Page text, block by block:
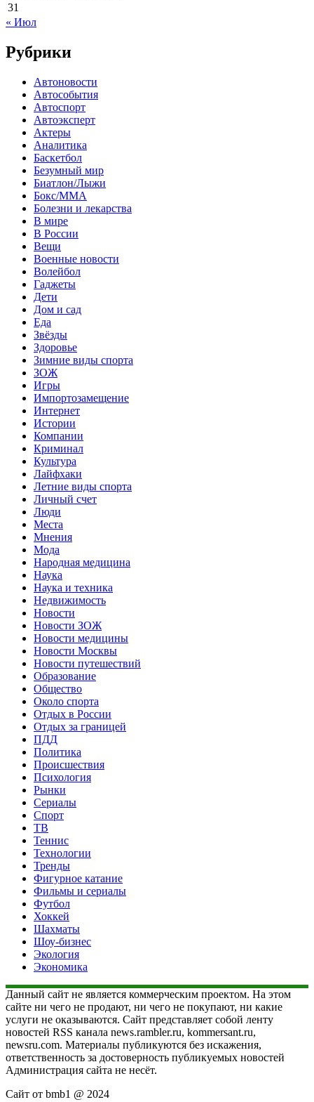
31
« Июл
Рубрики
Автоновости
Автособытия
Автоспорт
Автоэксперт
Актеры
Аналитика
Баскетбол
Безумный мир
Биатлон/Лыжи
Бокс/MMA
Болезни и лекарства
В мире
В России
Вещи
Военные новости
Волейбол
Гаджеты
Дети
Дом и сад
Еда
Звёзды
Здоровье
Зимние виды спорта
ЗОЖ
Игры
Импортозамещение
Интернет
Истории
Компании
Криминал
Культура
Лайфхаки
Летние виды спорта
Личный счет
Люди
Места
Мнения
Мода
Народная медицина
Наука
Наука и техника
Недвижимость
Новости
Новости ЗОЖ
Новости медицины
Новости Москвы
Новости путешествий
Образование
Общество
Около спорта
Отдых в России
Отдых за границей
ПДД
Политика
Происшествия
Психология
Рынки
Сериалы
Спорт
ТВ
Теннис
Технологии
Тренды
Фигурное катание
Фильмы и сериалы
Футбол
Хоккей
Шахматы
Шоу-бизнес
Экология
Экономика
Данный сайт не является коммерческим проектом. На этом
сайте ни чего не продают, ни чего не покупают, ни какие
услуги не оказываются. Сайт представляет собой ленту
новостей RSS канала news.rambler.ru, kommersant.ru,
newsru.com. Материалы публикуются без искажения,
ответственность за достоверность публикуемых новостей
Администрация сайта не несёт.
Сайт от bmb1 @ 2024